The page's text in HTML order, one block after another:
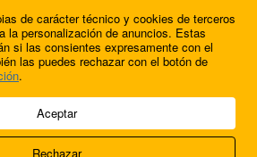
IP, SL.
de nosotros
de carácter técnico y cookies de terceros
la personalización de anuncios. Estas
si las consientes expresamente con el
las puedes rechazar con el botón de
.
Aceptar
Rechazar